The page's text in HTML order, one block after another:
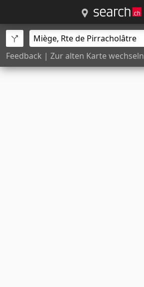
Feedback | Zur alten Karte wechseln